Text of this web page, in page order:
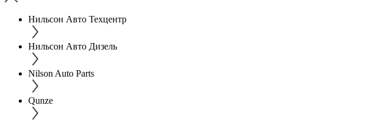
Нильсон Авто Техцентр
Нильсон Авто Дизель
Nilson Auto Parts
Qunze